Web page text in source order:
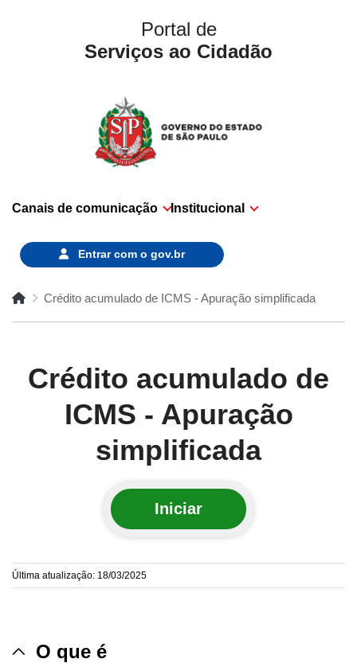
Portal de
Serviços ao Cidadão
Canais de comunicação Institucional
Entrar com o gov.br
Crédito acumulado de ICMS - Apuração simplificada
Crédito acumulado de
ICMS - Apuração
simplificada
Iniciar
Última atualização: 18/03/2025
O que é